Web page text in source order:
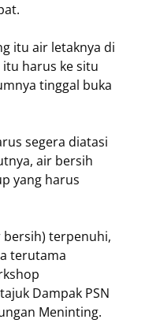
itu air letaknya di
harus ke situ
tinggal buka
segera diatasi
air bersih
yang harus
bersih) terpenuhi,
terutama
Dampak PSN
Meninting.